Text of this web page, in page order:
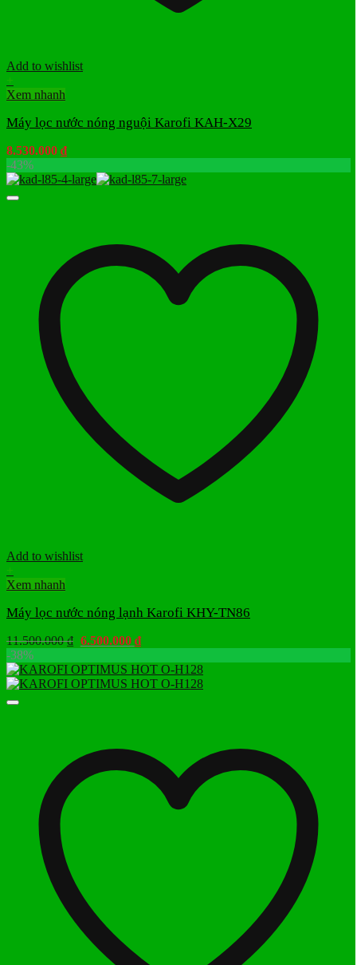
Add to wishlist
+
Xem nhanh
Máy lọc nước nóng nguội Karofi KAH-X29
8.530.000 ₫
-43%
Add to wishlist
+
Xem nhanh
Máy lọc nước nóng lạnh Karofi KHY-TN86
11.500.000₫ Giá
là:
11.500.000 ₫.
6.500.000 ₫Giá
tại
là:
-38%